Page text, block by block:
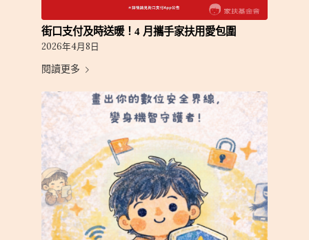
街口支付及時送暖！4 月攜手家扶用愛包圍
2026年4月8日
閱讀更多